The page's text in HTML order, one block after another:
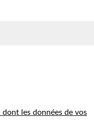
les données de vos